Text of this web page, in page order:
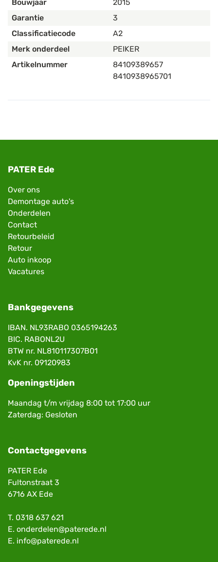
Bouwjaar
2015
Garantie
3
Classificatiecode
A2
Merk onderdeel
PEIKER
Artikelnummer
84109389657
8410938965701
PATER Ede
Over ons
Demontage auto's
Onderdelen
Contact
Retourbeleid
Retour
Auto inkoop
Vacatures
Bankgegevens
IBAN. NL93RABO 0365194263
BIC. RABONL2U
BTW nr. NL810117307B01
KvK nr. 09120983
Openingstijden
Maandag t/m vrijdag 8:00 tot 17:00 uur
Zaterdag: Gesloten
Contactgegevens
PATER Ede
Fultonstraat 3
6716 AX Ede
T. 0318 637 621
E. onderdelen@paterede.nl
E. info@paterede.nl